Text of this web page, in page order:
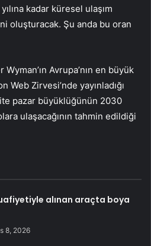
kadar küresel ulaşım
oluşturacak. Şu anda bu oran
Wyman’ın Avrupa’nın en büyük
Web Zirvesi’nde yayınladığı
pazar büyüklüğünün 2030
ulaşacağının tahmin edildiği
alınan araçta boya
8, 2026